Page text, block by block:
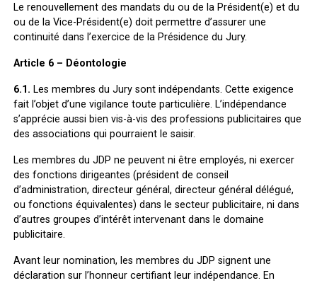
Le renouvellement des mandats du ou de la Président(e) et du
ou de la Vice-Président(e) doit permettre d’assurer une
continuité dans l’exercice de la Présidence du Jury.
Article 6 – Déontologie
6.1. Les membres du Jury sont indépendants. Cette exigence
fait l’objet d’une vigilance toute particulière. L’indépendance
s’apprécie aussi bien vis-à-vis des professions publicitaires que
des associations qui pourraient le saisir.
Les membres du JDP ne peuvent ni être employés, ni exercer
des fonctions dirigeantes (président de conseil
d’administration, directeur général, directeur général délégué,
ou fonctions équivalentes) dans le secteur publicitaire, ni dans
d’autres groupes d’intérêt intervenant dans le domaine
publicitaire.
Avant leur nomination, les membres du JDP signent une
déclaration sur l’honneur certifiant leur indépendance. En